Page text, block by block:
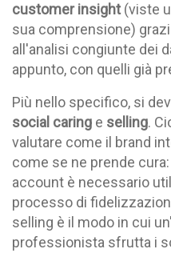
customer insight(viste
sua comprensione)
all'analisi congiunte dei
appunto, con quelli già
Più nello specifico, si
social caring e selling.
valutare come il brand
come se ne prende
account è necessario
processo di
selling è il modo in cui
professionista sfrutta i